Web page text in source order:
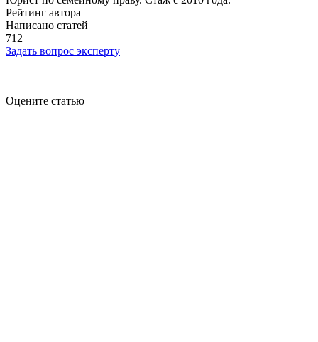
Рейтинг автора
Написано статей
712
Задать вопрос эксперту
Оцените статью